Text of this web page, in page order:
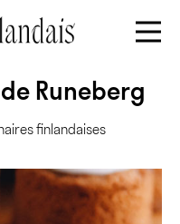
Runeberg
finlandaises